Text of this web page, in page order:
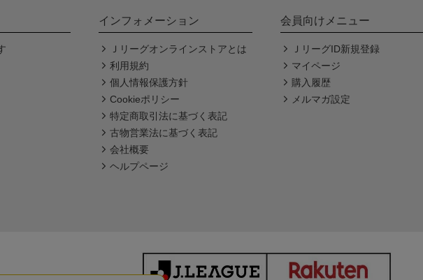
インフォメーション
Ｊリーグオンラインストアとは
利用規約
個人情報保護方針
Cookieポリシー
特定商取引法に基づく表記
古物営業法に基づく表記
会社概要
ヘルプページ
会員向けメニュー
ＪリーグID新規登録
マイページ
購入履歴
メルマガ設定